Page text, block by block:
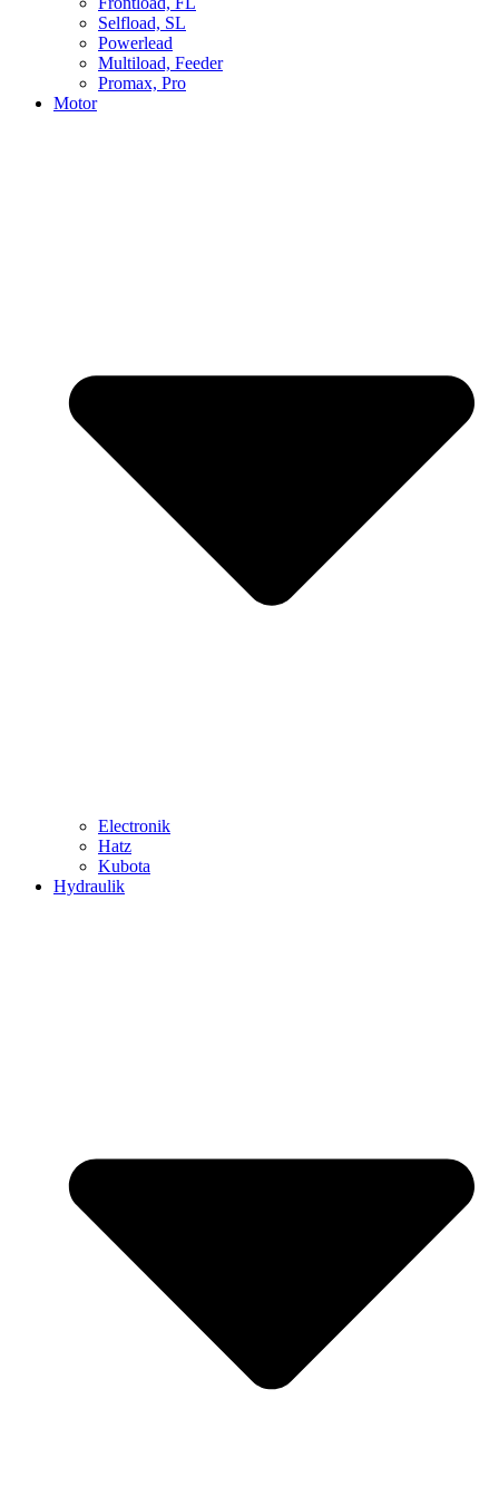
Selfload, SL
Powerlead
Multiload, Feeder
Promax, Pro
Motor
Electronik
Hatz
Kubota
Hydraulik